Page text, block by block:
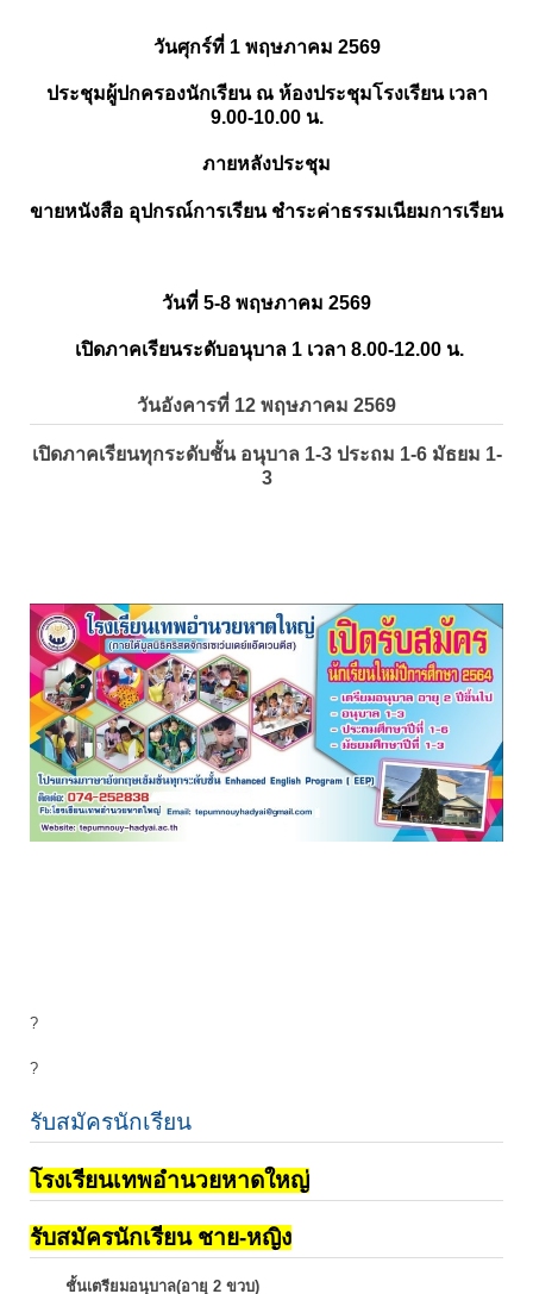
วันศุกร์ที่ 1 พฤษภาคม 2569
ประชุมผู้ปกครองนักเรียน ณ ห้องประชุมโรงเรียน เวลา
9.00-10.00 น.
ภายหลังประชุม
ขายหนังสือ อุปกรณ์การเรียน ชำระค่าธรรมเนียมการเรียน
วันที่ 5-8 พฤษภาคม 2569
เปิดภาคเรียนระดับอนุบาล 1 เวลา 8.00-12.00 น.
วันอังคารที่ 12 พฤษภาคม 2569
เปิดภาคเรียนทุกระดับชั้น อนุบาล 1-3 ประถม 1-6 มัธยม 1-
3
?
?
รับสมัครนักเรียน
โรงเรียนเทพอำนวยหาดใหญ่
รับสมัครนักเรียน ชาย-หญิง
ชั้นเตรียมอนุบาล(อายุ 2 ขวบ)